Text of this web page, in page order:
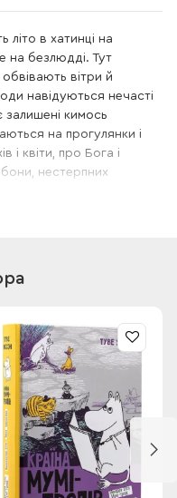
в хатинці на
на безлюдді. Тут
вітри й
навідуються нечасті
кимось
на прогулянки і
і квіти, про Бога і
нестерпних
— любов і